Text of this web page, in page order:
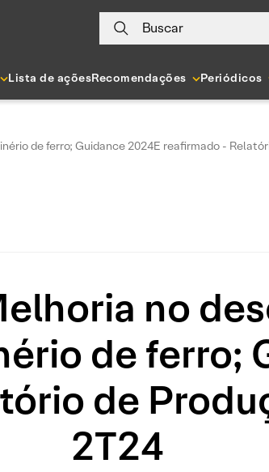
Buscar
Lista de açõesRecomendações Periódicos
de ferro; Guidance 2024E reafirmado -
no
de ferro;
de
2T24